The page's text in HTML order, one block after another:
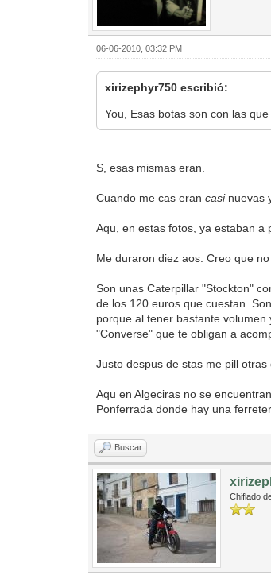
06-06-2010, 03:32 PM
xirizephyr750 escribió:
You, Esas botas son con las
S, esas mismas eran.
Cuando me cas erancasi nuevas
Aqu, en estas fotos, ya estaban a
Me duraron diez aos. Creo que no
Son unas Caterpillar "Stockton"
de los 120 euros que cuestan.
porque al tener bastante
"Converse" que te obligan a
Justo despus de stas me pill
Aqu en Algeciras no se
Ponferrada donde hay una
Buscar
Chiflado